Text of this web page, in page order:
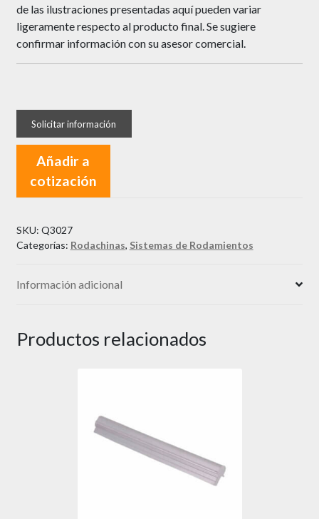
de las ilustraciones presentadas aquí pueden variar
ligeramente respecto al producto final. Se sugiere
confirmar información con su asesor comercial.
Añadir a
cotización
SKU: Q3027
Categorías: Rodachinas, Sistemas de Rodamientos
Información adicional
Productos relacionados